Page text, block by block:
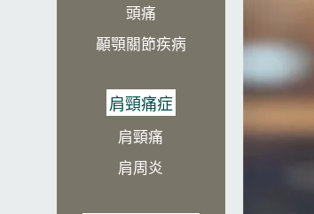
頭痛
顳顎關節疾病
肩頸痛症
肩頸痛
肩周炎